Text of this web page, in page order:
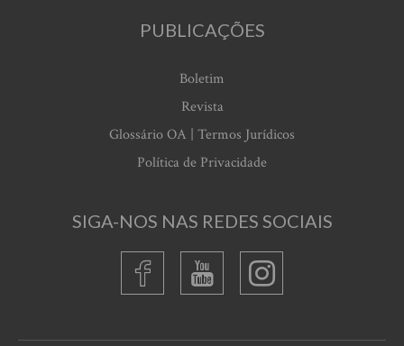
PUBLICAÇÕES
Boletim
Revista
Glossário OA | Termos Jurídicos
Política de Privacidade
SIGA-NOS NAS REDES SOCIAIS